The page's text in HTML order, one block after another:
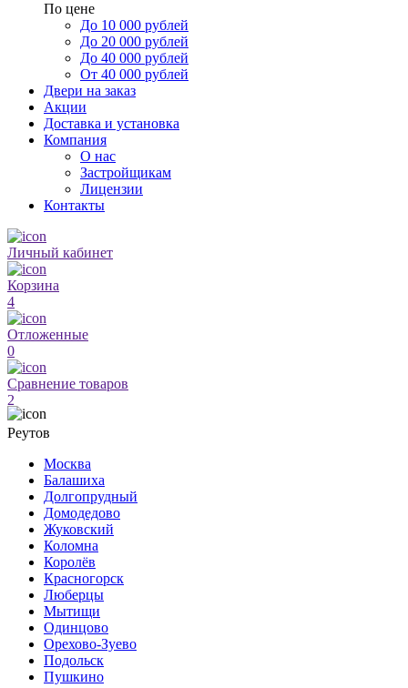
По цене
До 10 000 рублей
До 20 000 рублей
До 40 000 рублей
От 40 000 рублей
Двери на заказ
Акции
Доставка и установка
Компания
О нас
Застройщикам
Лицензии
Контакты
Личный кабинет
Корзина
4
Отложенные
0
Сравнение товаров
2
Реутов
Москва
Балашиха
Долгопрудный
Домодедово
Жуковский
Коломна
Королёв
Красногорск
Люберцы
Мытищи
Одинцово
Орехово-Зуево
Подольск
Пушкино